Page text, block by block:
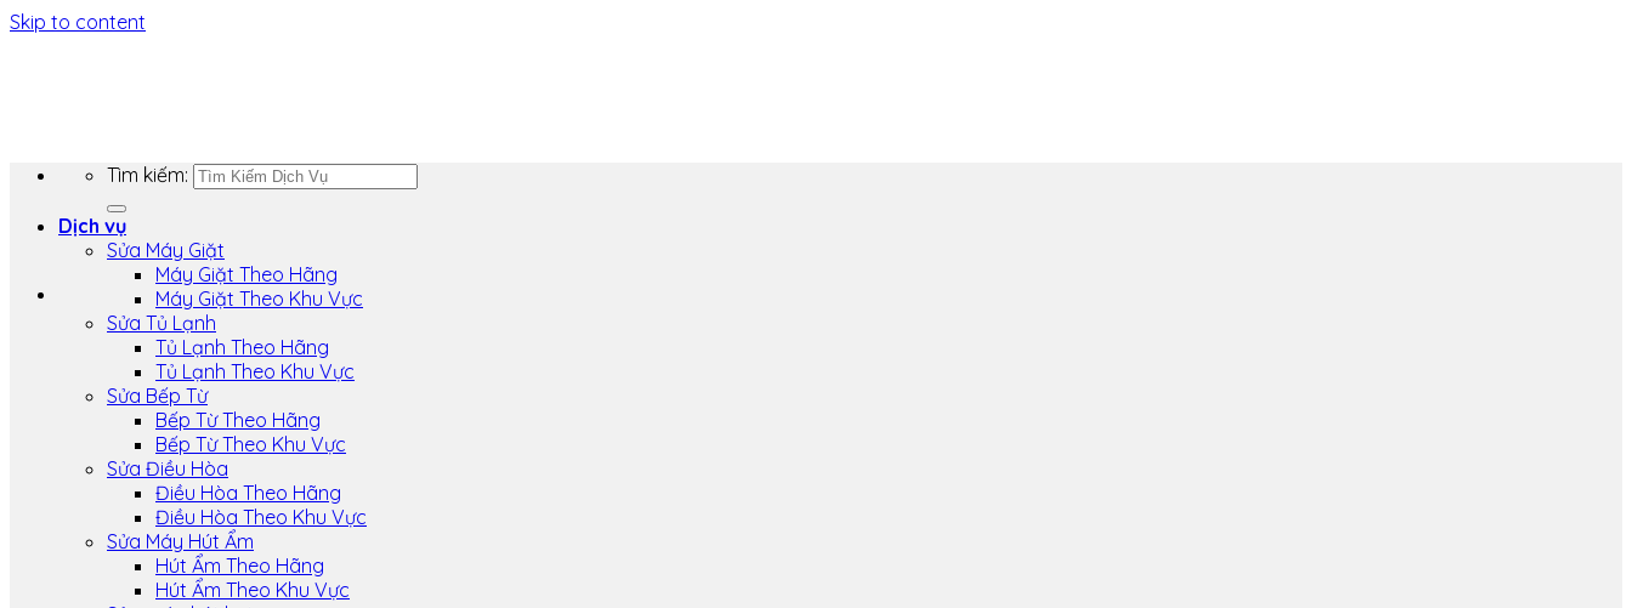
Skip to content
Tìm kiếm:
Dịch vụ
Sửa Máy Giặt
Máy Giặt Theo Hãng
Máy Giặt Theo Khu Vực
Sửa Tủ Lạnh
Tủ Lạnh Theo Hãng
Tủ Lạnh Theo Khu Vực
Sửa Bếp Từ
Bếp Từ Theo Hãng
Bếp Từ Theo Khu Vực
Sửa Điều Hòa
Điều Hòa Theo Hãng
Điều Hòa Theo Khu Vực
Sửa Máy Hút Ẩm
Hút Ẩm Theo Hãng
Hút Ẩm Theo Khu Vực